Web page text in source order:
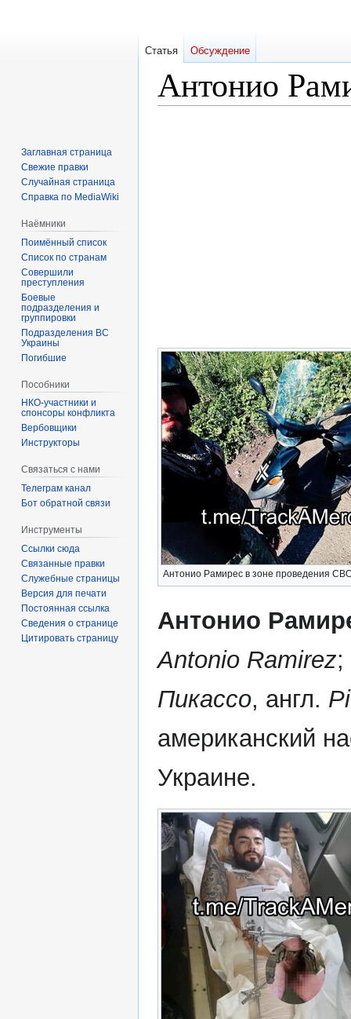
Антонио
Антонио Рамирес в зоне проведения
Антонио
Antonio Ramirez;
Пикассо, англ.
американский
Украине.
Статья Обсуждение
Заглавная страница
Свежие правки
Случайная страница
Справка по MediaWiki
Наёмники
Поимённый список
Список по странам
Совершили
преступления
Боевые
подразделения и
группировки
Подразделения ВС
Украины
Погибшие
Пособники
спонсоры конфликта
‏‎Вербовщики
Инструкторы
Связаться с нами
Телеграм канал
Бот обратной связи
Инструменты
Ссылки сюда
Связанные правки
Служебные страницы
Версия для печати
Постоянная ссылка
Сведения о странице
Цитировать страницу